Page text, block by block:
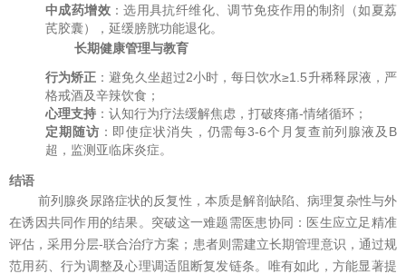
中成药增效：选用具抗纤维化、调节免疫作用的制剂（如夏荔
芪胶囊），延缓膀胱功能退化。
长期健康管理与教育
行为矫正 ：避免久坐超过2小时，每日饮水≥1.5升稀释尿液，严
格戒酒及辛辣饮食；
心理支持 ：认知行为疗法缓解焦虑，打破疼痛-情绪循环；
定期随访 ：即使症状消失，仍需每3-6个月复查前列腺液及B
超，监测亚临床炎症。
结语
前列腺炎尿路症状的反复性，本质是解剖缺陷、病理复杂性与外
在诱因共同作用的结果。突破这一难题需医患协同：医生应立足精准
评估，采用分层-联合治疗方案；患者则需建立长期管理意识，通过规
范用药、行为调整及心理调适阻断复发链条。唯有如此，方能显著提